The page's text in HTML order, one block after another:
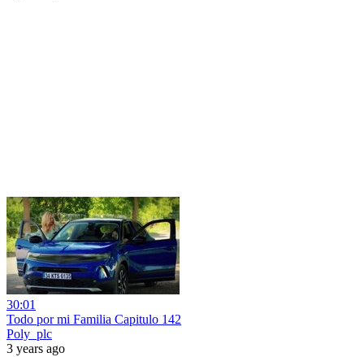
30:01
Todo por mi Familia Capitulo 142
Poly_plc
3 years ago